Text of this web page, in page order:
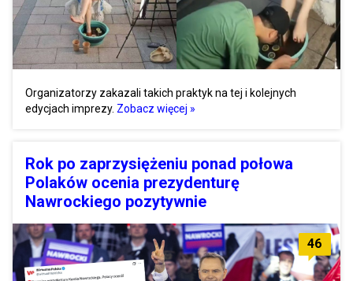
Organizatorzy zakazali takich praktyk na tej i kolejnych
edycjach imprezy. Zobacz więcej »
Rok po zaprzysiężeniu ponad połowa
Polaków ocenia prezydenturę
Nawrockiego pozytywnie
46